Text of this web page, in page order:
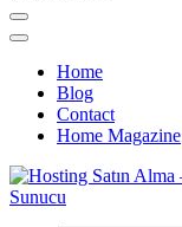
Home
Blog
Contact
Home Magazine